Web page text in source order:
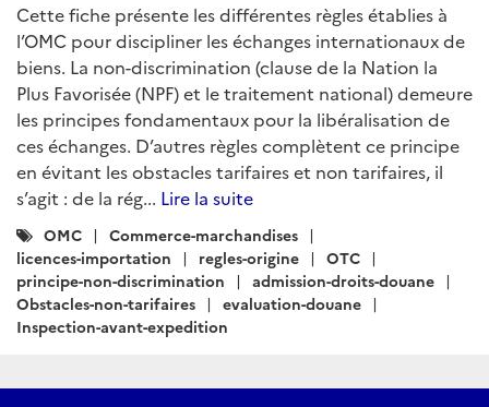
Cette fiche présente les différentes règles établies à
l’OMC pour discipliner les échanges internationaux de
biens. La non-discrimination (clause de la Nation la
Plus Favorisée (NPF) et le traitement national) demeure
les principes fondamentaux pour la libéralisation de
ces échanges. D’autres règles complètent ce principe
en évitant les obstacles tarifaires et non tarifaires, il
s’agit : de la rég... Lire la suite
Catégories
:
OMC
Commerce-marchandises
licences-importation
regles-origine
OTC
principe-non-discrimination
admission-droits-douane
Obstacles-non-tarifaires
evaluation-douane
Inspection-avant-expedition